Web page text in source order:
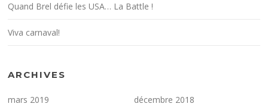
Quand Brel défie les USA… La Battle !
Viva carnaval!
ARCHIVES
mars 2019
décembre 2018